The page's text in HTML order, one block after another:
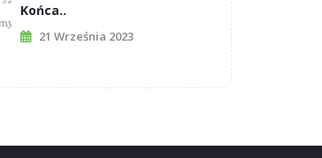
Końca..
21 Września 2023